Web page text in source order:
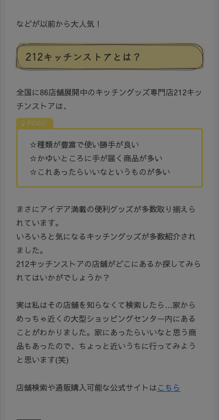
などが以前から大人気！
212キッチンストアとは？
全国に86店舗展開中のキッチングッズ専門店212キッ
チンストアは、
☆種類が豊富で使い勝手が良い
☆かゆいところに手が届く商品が多い
☆これあったらいいなというものが多い
まさにアイデア満載の便利グッズが多数取り揃えら
れています。
いろいろと気になるキッチングッズが多数紹介され
ました。
212キッチンストアの店舗がどこにあるか探してみら
れてはいかがでしょうか？
実は私はその店舗を知らなくて検索したら…家から
めっちゃ近くの大型ショッピングセンター内にある
ことがわかりました。家にあったらいいなと思う商
品もあったので、ちょっと近いうちに行ってみよう
と思います(笑)
店舗検索や通販購入可能な公式サイトはこちら